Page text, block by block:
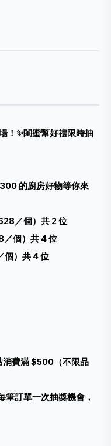
！✨閨蜜幫好禮限時抽
的廚房好物等你來
／個）共 2 位
／個）共 4 位
個）共 4 位
費滿 $500（不限品
訂單一次抽獎機會，